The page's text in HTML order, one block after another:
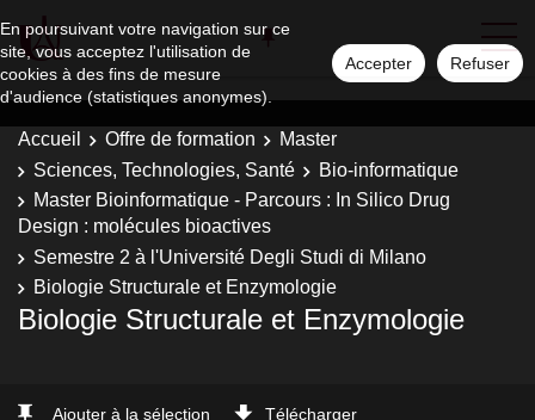
En poursuivant votre navigation sur ce
site, vous acceptez l'utilisation de
cookies à des fins de mesure
d'audience (statistiques anonymes).
Accepter Refuser
Accueil Offre de formation
Master
Sciences, Technologies, Santé
Bio-informatique
Master Bioinformatique - Parcours : In Silico Drug
Design : molécules bioactives
Semestre 2 à l'Université Degli Studi di Milano
Biologie Structurale et Enzymologie
Biologie Structurale et Enzymologie
Ajouter à la sélection Télécharger